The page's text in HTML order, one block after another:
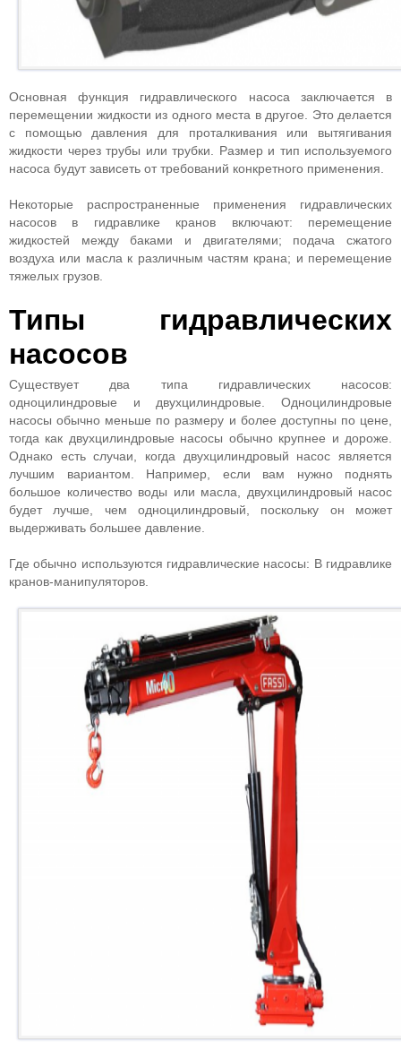
Основная функция гидравлического насоса заключается в
перемещении жидкости из одного места в другое. Это делается
с помощью давления для проталкивания или вытягивания
жидкости через трубы или трубки. Размер и тип используемого
насоса будут зависеть от требований конкретного применения.
Некоторые распространенные применения гидравлических
насосов в гидравлике кранов включают: перемещение
жидкостей между баками и двигателями; подача сжатого
воздуха или масла к различным частям крана; и перемещение
тяжелых грузов.
Типы гидравлических
насосов
Существует два типа гидравлических насосов:
одноцилиндровые и двухцилиндровые. Одноцилиндровые
насосы обычно меньше по размеру и более доступны по цене,
тогда как двухцилиндровые насосы обычно крупнее и дороже.
Однако есть случаи, когда двухцилиндровый насос является
лучшим вариантом. Например, если вам нужно поднять
большое количество воды или масла, двухцилиндровый насос
будет лучше, чем одноцилиндровый, поскольку он может
выдерживать большее давление.
Где обычно используются гидравлические насосы: В гидравлике
кранов-манипуляторов.